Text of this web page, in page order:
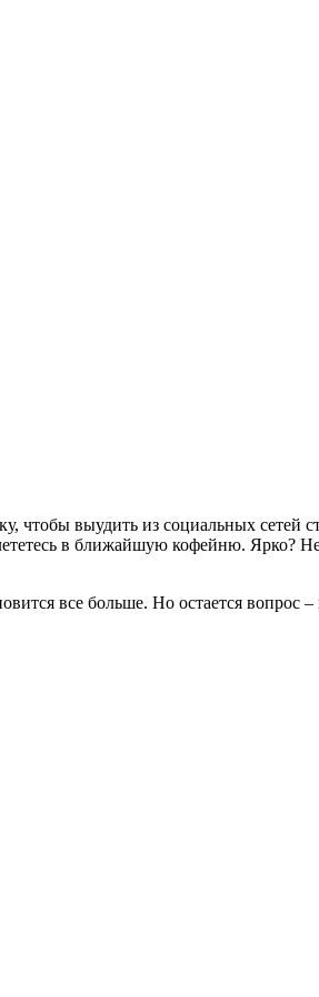
чтобы выудить из социальных
в ближайшую кофейню.
все больше. Но остается вопрос –